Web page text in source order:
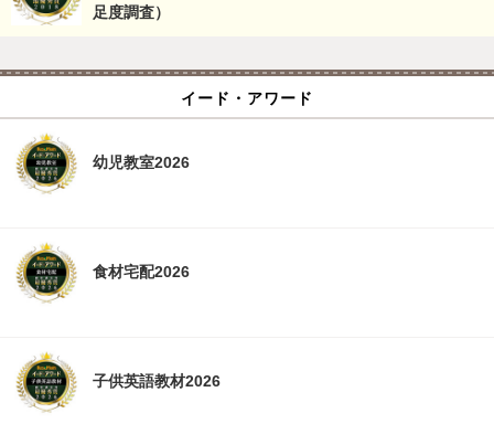
足度調査）
イード・アワード
幼児教室2026
食材宅配2026
子供英語教材2026